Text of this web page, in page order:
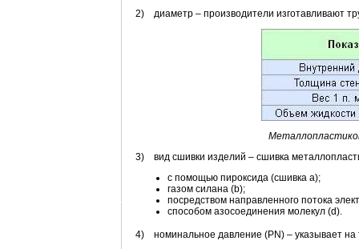
2) диаметр – производители изготавливают
3) вид сшивки изделий – сшивка
с помощью пироксида (сшивка а);
газом силана (b);
посредством направленного потока
способом азосоединения молекул (d).
4) номинальное давление (PN) – указывает на